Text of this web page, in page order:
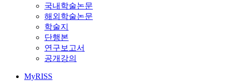
국내학술논문
해외학술논문
학술지
단행본
연구보고서
공개강의
MyRISS